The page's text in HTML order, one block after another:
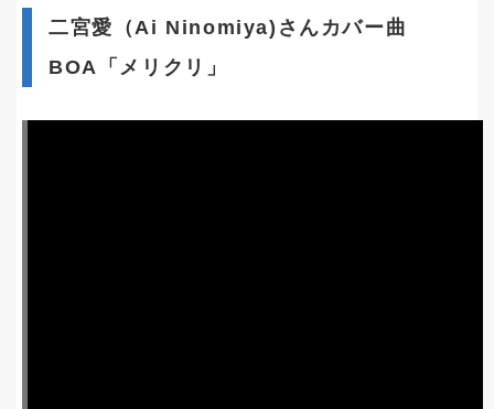
二宮愛（Ai Ninomiya)さんカバー曲
BOA「メリクリ」